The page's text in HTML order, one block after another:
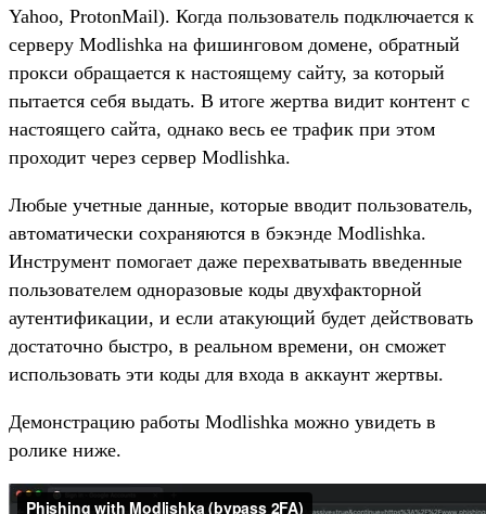
Yahoo, ProtonMail). Когда пользователь подключается к
серверу Modlishka на фишинговом домене, обратный
прокси обращается к настоящему сайту, за который
пытается себя выдать. В итоге жертва видит контент с
настоящего сайта, однако весь ее трафик при этом
проходит через сервер Modlishka.
Любые учетные данные, которые вводит пользователь,
автоматически сохраняются в бэкэнде Modlishka.
Инструмент помогает даже перехватывать введенные
пользователем одноразовые коды двухфакторной
аутентификации, и если атакующий будет действовать
достаточно быстро, в реальном времени, он сможет
использовать эти коды для входа в аккаунт жертвы.
Демонстрацию работы Modlishka можно увидеть в
ролике ниже.